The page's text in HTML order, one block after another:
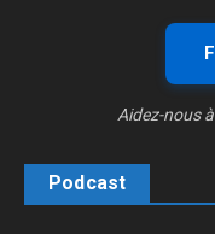
Aidez-nous
Podcast